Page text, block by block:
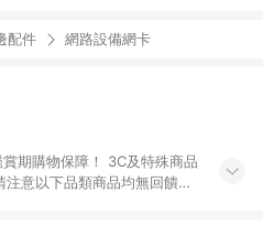
配件 網路設備網卡
期購物保障！ 3C及特殊商品